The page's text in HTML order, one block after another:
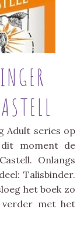
Adult series op
moment de
Onlangs
Talisbinder.
het boek zo
verder met het